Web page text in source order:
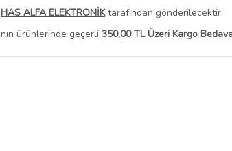
HAS ALFA ELEKTRONİKtarafından gönderilecektir.
ürünlerinde geçerli 350,00 TL Üzeri Kargo
Tüm Ürünlerini Görüntüle